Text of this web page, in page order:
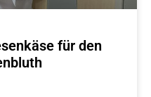
für den